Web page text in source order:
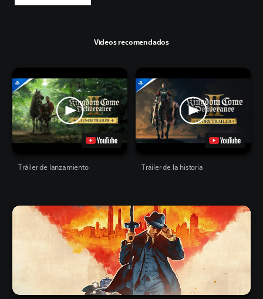
Videos recomendados
Tráiler de lanzamiento Tráiler de la historia